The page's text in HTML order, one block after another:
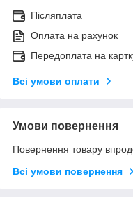
Післяплата
Оплата на рахунок
Передоплата на
Всі умови оплати
Умови повернення
Повернення товару
Всі умови повернення